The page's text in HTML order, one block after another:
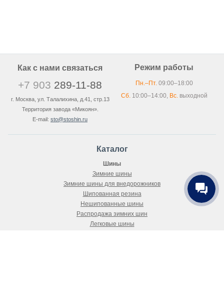
Как с нами связаться
+7 903 289-11-88
г. Москва, ул. Талалихина, д.41, стр.13
Территория завода «Микоян».
E-mail: sto@stoshin.ru
Режим работы
Пн.–Пт.09:00–18:00
Сб.10:00–14:00, Вс.выходной
Каталог
Шины
Зимние шины
Зимние шины для внедорожников
Шипованная резина
Нешипованные шины
Распродажа зимних шин
Легковые шины